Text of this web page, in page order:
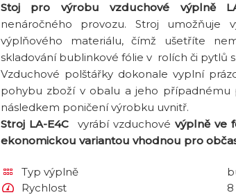
Stoj pro výrobu vzduchové výplně
nenáročného provozu. Stroj umožňuje
výplňového materiálu, čímž ušetříte
skladování bublinkové fólie v rolích či pytlů
Vzduchové polštářky dokonale vyplní
pohybu zboží v obalu a jeho případnému
následkem poničení výrobku uvnitř.
Stroj LA-E4C vyrábí vzduchové výplně ve
ekonomickou variantou vhodnou pro
Typ výplně
Rychlost